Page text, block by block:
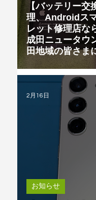
【バッテリー
理、Androidス
レット修理店な
成田ニュータウ
田地域の皆さま
る「街の便利
お知らせ
2月16日